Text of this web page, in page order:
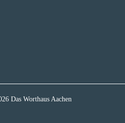
Das Worthaus Aachen